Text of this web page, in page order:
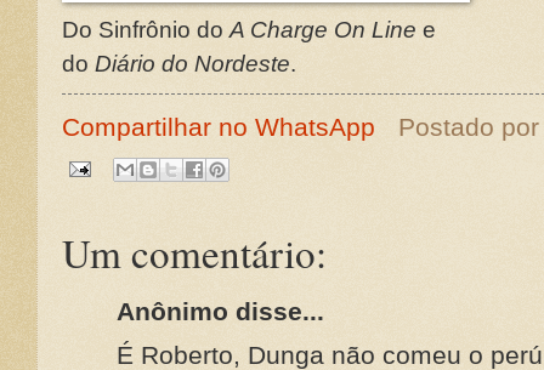
Do Sinfrônio do A Charge On Line e
do Diário do Nordeste.
Compartilhar no WhatsApp Postado
Um comentário:
Anônimo disse...
É Roberto, Dunga não comeu o